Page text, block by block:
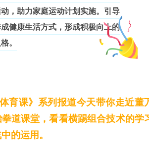
动，助力家庭运动计划实施。 引导
成健康生活方式，形成积极向上的
。
体育课》系列报道今天带你走近董
道课堂，看看横踢组合技术的学
的运用。